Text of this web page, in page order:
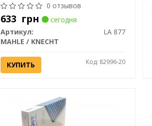
0 отзывов
633 грн
сегодня
Артикул:
LA 877
MAHLE / KNECHT
КУПИТЬ Код: 82996-20